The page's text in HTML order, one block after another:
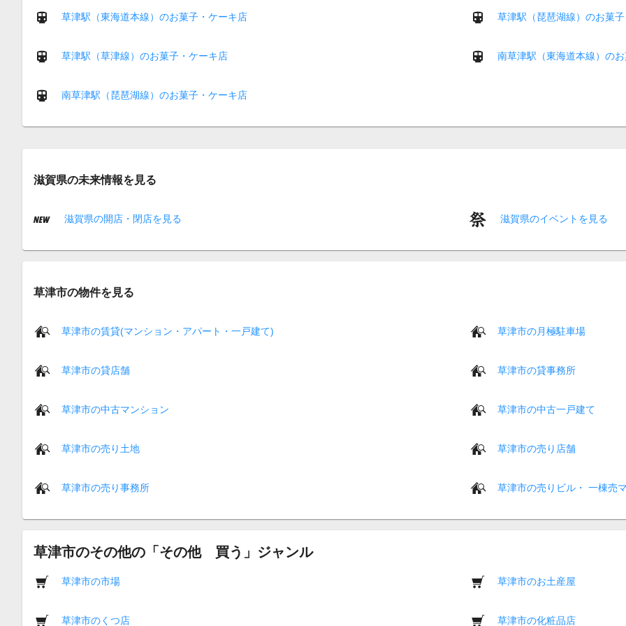
草津駅（東海道本線）のお菓子・ケーキ店 草津駅（琵琶湖線）のお菓
草津駅（草津線）のお菓子・ケーキ店 南草津駅（東海道本線）の
南草津駅（琵琶湖線）のお菓子・ケーキ店
滋賀県の未来情報を見る
滋賀県の開店・閉店を見る 滋賀県のイベントを見る
草津市の物件を見る
草津市の賃貸(マンション・アパート・一戸建て) 草津市の月極駐車場
草津市の貸店舗 草津市の貸事務所
草津市の中古マンション 草津市の中古一戸建て
草津市の売り土地 草津市の売り店舗
草津市の売り事務所 草津市の売りビル・ 一棟売
草津市のその他の「その他 買う」ジャンル
草津市の市場 草津市のお土産屋
草津市のくつ店 草津市の化粧品店